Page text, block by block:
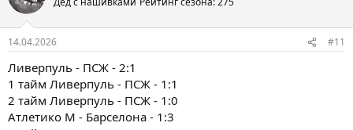
14.04.2026 #11
Ливерпуль - ПСЖ - 2:1
1 тайм Ливерпуль - ПСЖ - 1:1
2 тайм Ливерпуль - ПСЖ - 1:0
Атлетико М - Барселона - 1:3